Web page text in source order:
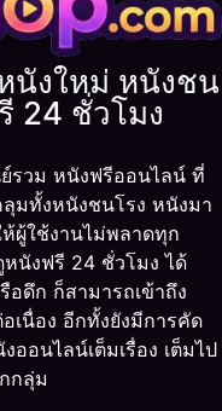
นังใหม่ หนังชน
24 ชั่วโมง
รวม หนังฟรีออนไลน์ ที่
ลุมทั้งหนังชนโรง หนังมา
ผู้ใช้งานไม่พลาดทุก
นังฟรี 24 ชั่วโมง ได้
อดึก ก็สามารถเข้าถึง
เนื่อง อีกทั้งยังมีการคัด
อนไลน์เต็มเรื่อง เต็มไป
กลุ่ม